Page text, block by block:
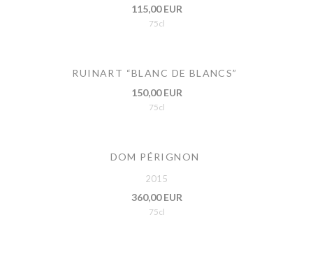
115,00 EUR
75cl
RUINART “BLANC DE BLANCS”
150,00 EUR
75cl
DOM PÉRIGNON
2015
360,00 EUR
75cl